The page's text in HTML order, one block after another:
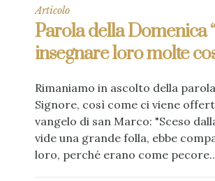
Articolo
Parola della Domenica
insegnare loro molte
Rimaniamo in ascolto della
Signore, così come ci viene
vangelo di san Marco: "Sceso
vide una grande folla, ebbe
loro, perché erano come